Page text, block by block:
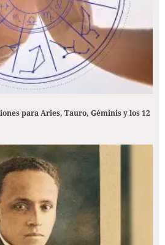
para Aries, Tauro, Géminis y los 12